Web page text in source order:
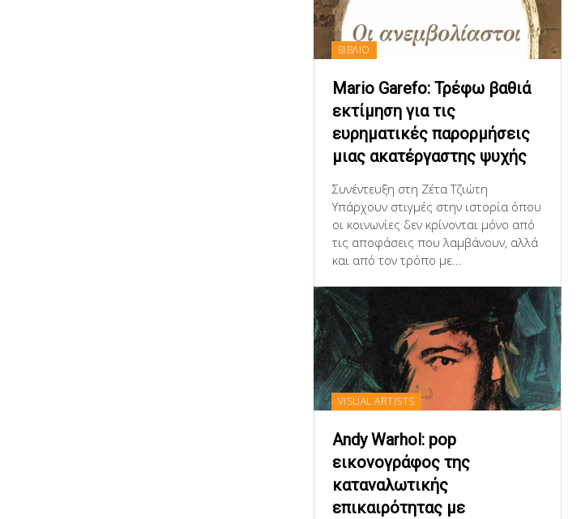
ΒΙΒΛΙΟ
Mario Garefo: Τρέφω βαθιά
εκτίμηση για τις
ευρηματικές παρορμήσεις
μιας ακατέργαστης ψυχής
Συνέντευξη στη Ζέτα Τζιώτη
Υπάρχουν στιγμές στην ιστορία όπου
οι κοινωνίες δεν κρίνονται μόνο από
τις αποφάσεις που λαμβάνουν, αλλά
και από τον τρόπο με...
VISUAL ARTISTS
Andy Warhol: pop
εικονογράφος της
καταναλωτικής
επικαιρότητας με